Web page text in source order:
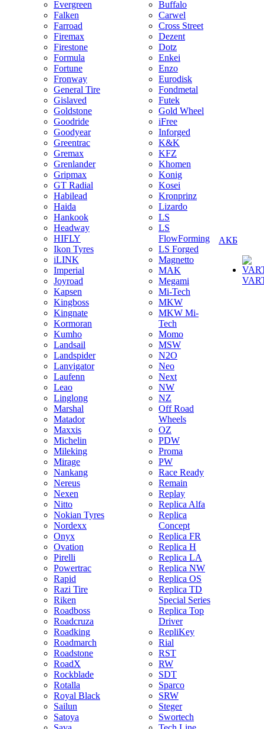
Evergreen
Falken
Farroad
Firemax
Firestone
Formula
Fortune
Fronway
General Tire
Gislaved
Goldstone
Goodride
Goodyear
Greentrac
Gremax
Grenlander
Gripmax
GT Radial
Habilead
Haida
Hankook
Headway
HIFLY
Ikon Tyres
iLINK
Imperial
Joyroad
Kapsen
Kingboss
Kingnate
Kormoran
Kumho
Landsail
Landspider
Lanvigator
Laufenn
Leao
Linglong
Marshal
Matador
Maxxis
Michelin
Mileking
Mirage
Nankang
Nereus
Nexen
Nitto
Nokian Tyres
Nordexx
Onyx
Ovation
Pirelli
Powertrac
Rapid
Razi Tire
Riken
Roadboss
Roadcruza
Roadking
Roadmarch
Roadstone
RoadX
Rockblade
Rotalla
Royal Black
Sailun
Satoya
Buffalo
Carwel
Cross Street
Dezent
Dotz
Enkei
Enzo
Eurodisk
Fondmetal
Futek
Gold Wheel
iFree
Inforged
K&K
KFZ
Khomen
Konig
Kosei
Kronprinz
Lizardo
LS
LS
FlowForming
LS Forged
Magnetto
MAK
Megami
Mi-Tech
MKW
MKW Mi-
Tech
Momo
MSW
N2O
Neo
Next
NW
NZ
Off Road
Wheels
OZ
PDW
Proma
PW
Race Ready
Remain
Replay
Replica Alfa
Replica
Concept
Replica FR
Replica H
Replica LA
Replica NW
Replica OS
Replica TD
Special Series
Replica Top
Driver
RepliKey
Rial
RST
RW
SDT
Sparco
SRW
Steger
Swortech
АКБ